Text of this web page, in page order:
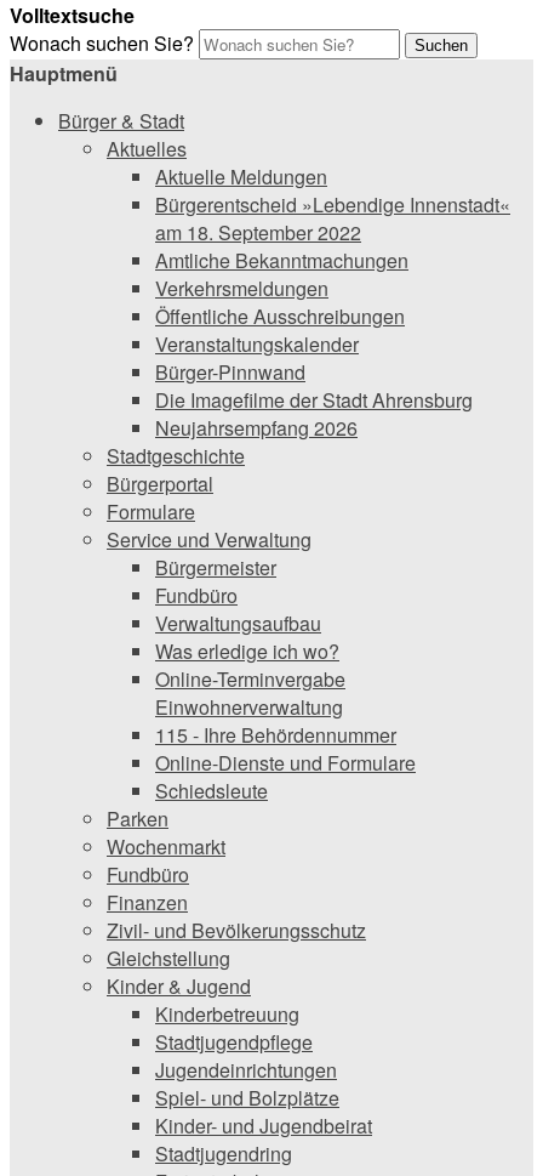
Volltextsuche
Wonach suchen Sie?
Suchen
Hauptmenü
Bürger & Stadt
Aktuelles
Aktuelle Meldungen
Bürgerentscheid »Lebendige Innenstadt«
am 18. September 2022
Amtliche Bekanntmachungen
Verkehrsmeldungen
Öffentliche Ausschreibungen
Veranstaltungskalender
Bürger-Pinnwand
Die Imagefilme der Stadt Ahrensburg
Neujahrsempfang 2026
Stadtgeschichte
Bürgerportal
Formulare
Service und Verwaltung
Bürgermeister
Fundbüro
Verwaltungsaufbau
Was erledige ich wo?
Online-Terminvergabe
Einwohnerverwaltung
115 - Ihre Behördennummer
Online-Dienste und Formulare
Schiedsleute
Parken
Wochenmarkt
Fundbüro
Finanzen
Zivil- und Bevölkerungsschutz
Gleichstellung
Kinder & Jugend
Kinderbetreuung
Stadtjugendpflege
Jugendeinrichtungen
Spiel- und Bolzplätze
Kinder- und Jugendbeirat
Stadtjugendring